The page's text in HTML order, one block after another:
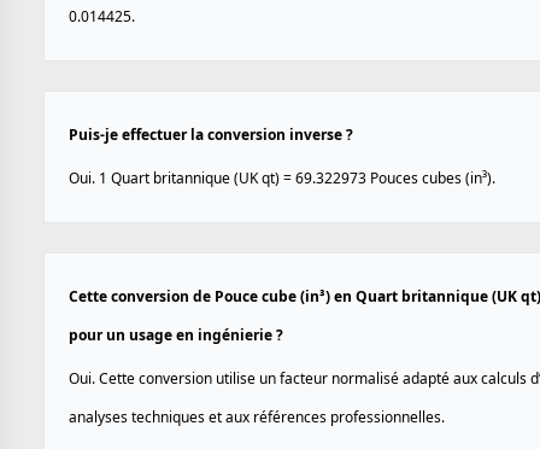
0.014425.
Puis-je effectuer la conversion inverse ?
Oui. 1 Quart britannique (UK qt) = 69.322973 Pouces cubes (in³).
Cette conversion de Pouce cube (in³) en Quart britannique (UK
pour un usage en ingénierie ?
Oui. Cette conversion utilise un facteur normalisé adapté aux calculs
analyses techniques et aux références professionnelles.